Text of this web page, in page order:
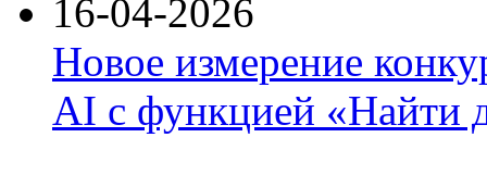
16-04-2026
Новое измерение
AI с функцией «Найти